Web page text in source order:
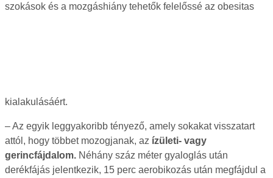
szokások és a mozgáshiány tehetők felelőssé az obesitas
kialakulásáért.
– Az egyik leggyakoribb tényező, amely sokakat visszatart
attól, hogy többet mozogjanak, az ízületi- vagy
gerincfájdalom. Néhány száz méter gyaloglás után
derékfájás jelentkezik, 15 perc aerobikozás után megfájdul a